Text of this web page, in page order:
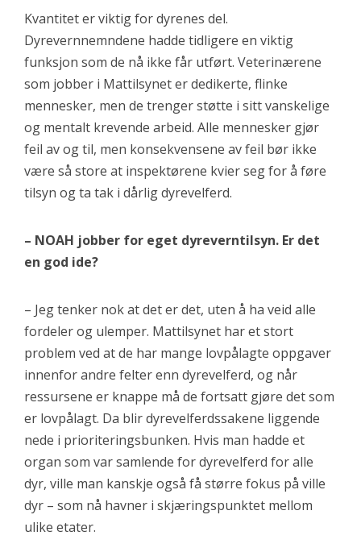
Kvantitet er viktig for dyrenes del.
Dyrevernnemndene hadde tidligere en viktig
funksjon som de nå ikke får utført. Veterinærene
som jobber i Mattilsynet er dedikerte, flinke
mennesker, men de trenger støtte i sitt vanskelige
og mentalt krevende arbeid. Alle mennesker gjør
feil av og til, men konsekvensene av feil bør ikke
være så store at inspektørene kvier seg for å føre
tilsyn og ta tak i dårlig dyrevelferd.
– NOAH jobber for eget dyreverntilsyn. Er det
en god ide?
– Jeg tenker nok at det er det, uten å ha veid alle
fordeler og ulemper. Mattilsynet har et stort
problem ved at de har mange lovpålagte oppgaver
innenfor andre felter enn dyrevelferd, og når
ressursene er knappe må de fortsatt gjøre det som
er lovpålagt. Da blir dyrevelferdssakene liggende
nede i prioriteringsbunken. Hvis man hadde et
organ som var samlende for dyrevelferd for alle
dyr, ville man kanskje også få større fokus på ville
dyr – som nå havner i skjæringspunktet mellom
ulike etater.